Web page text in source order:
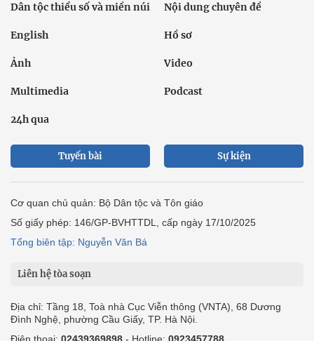
Dân tộc thiểu số và miền núi Nội dung chuyên đề
English Hồ sơ
Ảnh Video
Multimedia Podcast
24h qua
Tuyến bài Sự kiện
Cơ quan chủ quản: Bộ Dân tộc và Tôn giáo
Số giấy phép: 146/GP-BVHTTDL, cấp ngày 17/10/2025
Tổng biên tập: Nguyễn Văn Bá
Liên hệ tòa soạn
Địa chỉ: Tầng 18, Toà nhà Cục Viễn thông (VNTA), 68 Dương
Đình Nghệ, phường Cầu Giấy, TP. Hà Nội.